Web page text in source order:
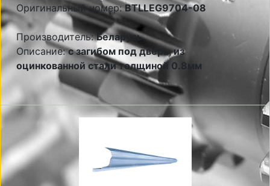
Оригинальный номер:BTLLEG9704-08
Производитель:Беларусь
Описание:с загибом под дверь, из
оцинкованной стали толщиной 0.8мм